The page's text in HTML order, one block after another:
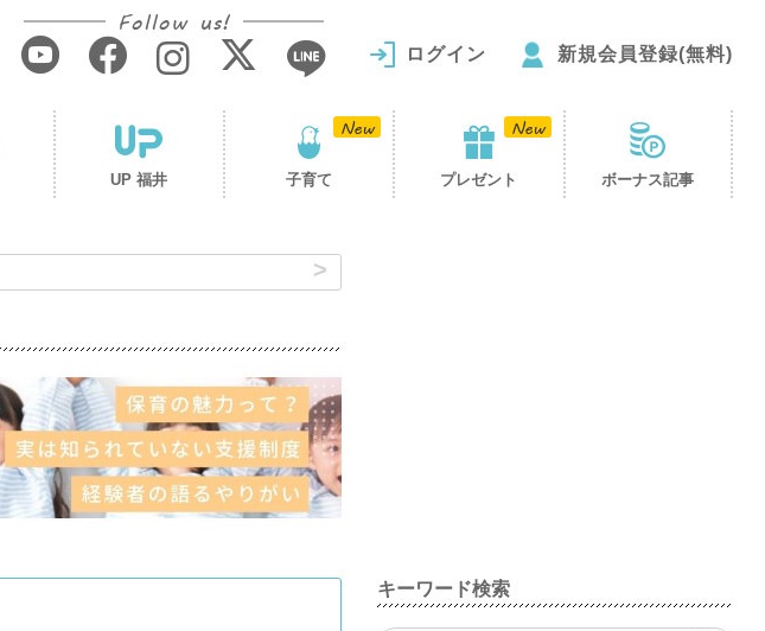
Follow us!
ログイン 新規会員登録(無料)
UP 福井 子育て プレゼント ボーナス記事
キーワード検索